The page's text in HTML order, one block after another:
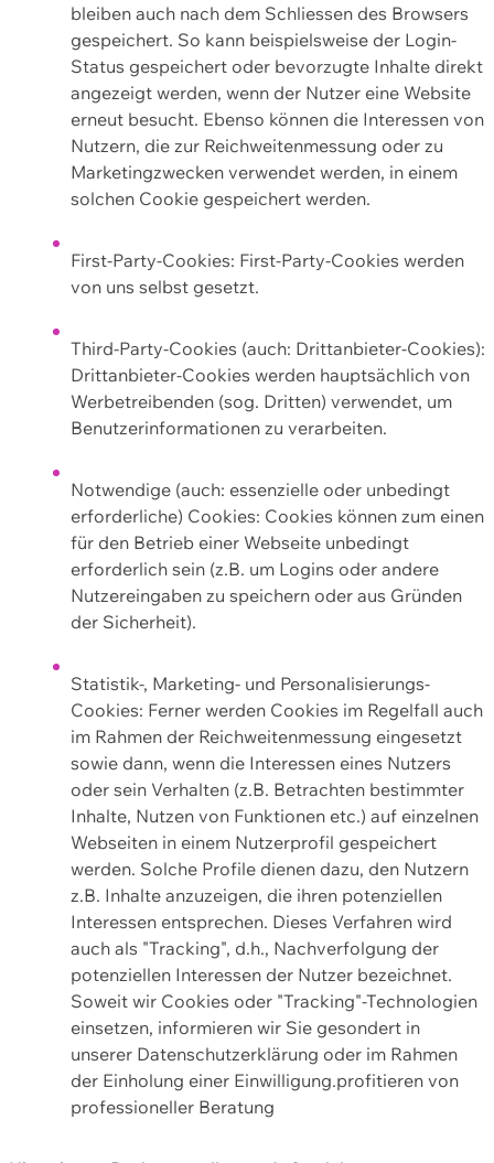
bleiben auch nach dem Schliessen des Browsers
gespeichert. So kann beispielsweise der Login-
Status gespeichert oder bevorzugte Inhalte direkt
angezeigt werden, wenn der Nutzer eine Website
erneut besucht. Ebenso können die Interessen von
Nutzern, die zur Reichweitenmessung oder zu
Marketingzwecken verwendet werden, in einem
solchen Cookie gespeichert werden.
First-Party-Cookies: First-Party-Cookies werden
von uns selbst gesetzt.
Third-Party-Cookies (auch: Drittanbieter-Cookies):
Drittanbieter-Cookies werden hauptsächlich von
Werbetreibenden (sog. Dritten) verwendet, um
Benutzerinformationen zu verarbeiten.
Notwendige (auch: essenzielle oder unbedingt
erforderliche) Cookies: Cookies können zum einen
für den Betrieb einer Webseite unbedingt
erforderlich sein (z.B. um Logins oder andere
Nutzereingaben zu speichern oder aus Gründen
der Sicherheit).
Statistik-, Marketing- und Personalisierungs-
Cookies: Ferner werden Cookies im Regelfall auch
im Rahmen der Reichweitenmessung eingesetzt
sowie dann, wenn die Interessen eines Nutzers
oder sein Verhalten (z.B. Betrachten bestimmter
Inhalte, Nutzen von Funktionen etc.) auf einzelnen
Webseiten in einem Nutzerprofil gespeichert
werden. Solche Profile dienen dazu, den Nutzern
z.B. Inhalte anzuzeigen, die ihren potenziellen
Interessen entsprechen. Dieses Verfahren wird
auch als "Tracking", d.h., Nachverfolgung der
potenziellen Interessen der Nutzer bezeichnet.
Soweit wir Cookies oder "Tracking"-Technologien
einsetzen, informieren wir Sie gesondert in
unserer Datenschutzerklärung oder im Rahmen
der Einholung einer Einwilligung.profitieren von
professioneller Beratung